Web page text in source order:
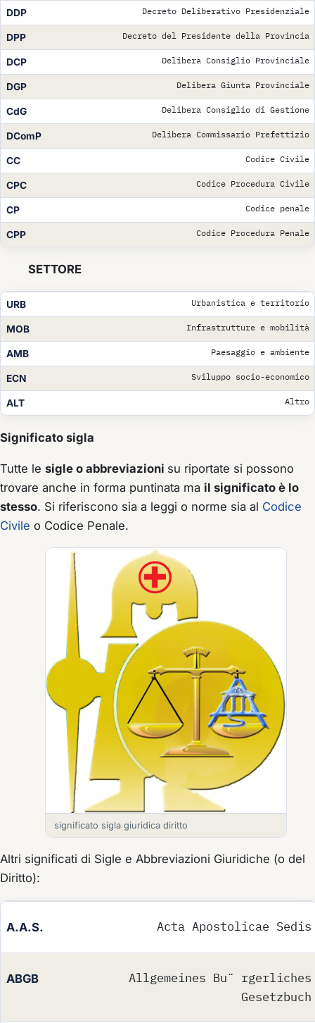
DDP Decreto Deliberativo Presidenziale
DPP Decreto del Presidente della Provincia
DCP Delibera Consiglio Provinciale
DGP Delibera Giunta Provinciale
CdG Delibera Consiglio di Gestione
DComP Delibera Commissario Prefettizio
CC Codice Civile
CPC Codice Procedura Civile
CP Codice penale
CPP Codice Procedura Penale
SETTORE
URB Urbanistica e territorio
MOB Infrastrutture e mobilità
AMB Paesaggio e ambiente
ECN Sviluppo socio-economico
ALT Altro
Significato sigla
Tutte le sigle o abbreviazioni su riportate si possono
trovare anche in forma puntinata ma il significato è lo
stesso. Si riferiscono sia a leggi o norme sia al Codice
Civile o Codice Penale.
significato sigla giuridica diritto
Altri significati di Sigle e Abbreviazioni Giuridiche (o del
Diritto):
A.A.S. Acta Apostolicae Sedis
ABGB
Allgemeines Bu¨ rgerliches
Gesetzbuch